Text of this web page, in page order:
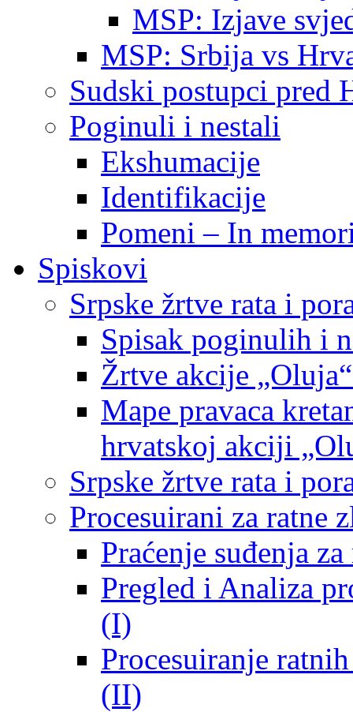
MSP: Izjave
MSP: Srbija vs
Sudski postupci pred
Poginuli i nestali
Ekshumacije
Identifikacije
Pomeni – In
Spiskovi
Srpske žrtve rata i
Spisak poginulih i
Žrtve akcije
Mape pravaca
hrvatskoj akciji
Srpske žrtve rata i
Procesuirani za ratne
Praćenje suđenja
Pregled i Analiza
(I)
Procesuiranje
(II)